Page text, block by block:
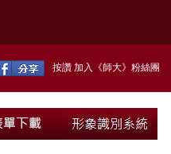
按讚 加入《師大》粉絲團